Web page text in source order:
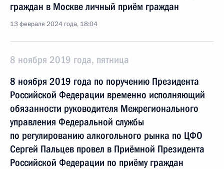
граждан в Москве личный приём граждан
13 февраля 2024 года, 18:04
8 ноября 2019 года, пятница
8 ноября 2019 года по поручению Президента
Российской Федерации временно исполняющий
обязанности руководителя Межрегионального
управления Федеральной службы
по регулированию алкогольного рынка по ЦФО
Сергей Пальцев провел в Приёмной Президента
Российской Федерации по приёму граждан